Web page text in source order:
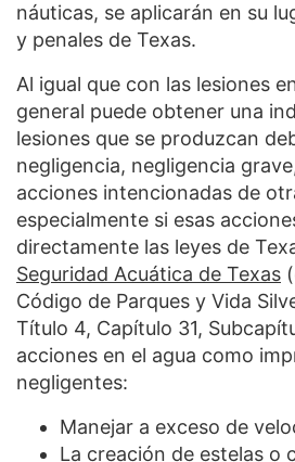
náuticas, se aplicarán en su
y penales de Texas.
Al igual que con las lesiones
general puede obtener una
lesiones que se produzcan
negligencia, negligencia
acciones intencionadas de
especialmente si esas
directamente las leyes de
Seguridad Acuática de Texas
Código de Parques y Vida
Título 4, Capítulo 31,
acciones en el agua como
negligentes:
Manejar a exceso de
La creación de estelas o